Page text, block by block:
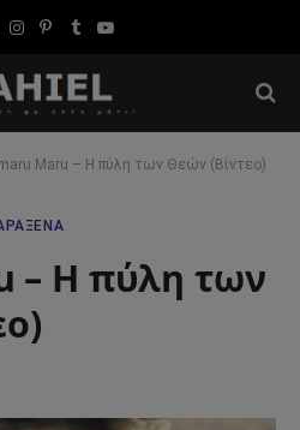
Instagram
Pinterest
TumblrYouTube
Maru – Η πύλη των Θεών (Βίντεο)
– Η πύλη των